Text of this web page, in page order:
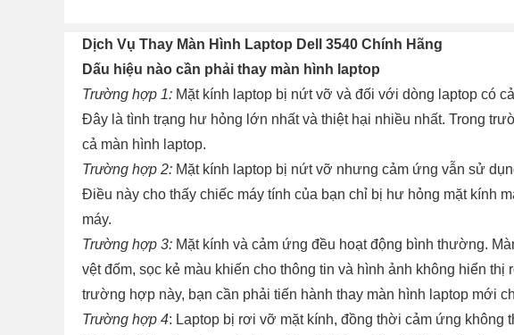
Dịch Vụ Thay Màn Hình Laptop Dell 3540 Chính Hãng
Dấu hiệu nào cần phải thay màn hình laptop
Trường hợp 1: Mặt kính laptop bị nứt vỡ và đối với dòng laptop có
Đây là tình trạng hư hỏng lớn nhất và thiệt hại nhiều nhất. Trong
cả màn hình laptop.
Trường hợp 2: Mặt kính laptop bị nứt vỡ nhưng cảm ứng vẫn sử
Điều này cho thấy chiếc máy tính của bạn chỉ bị hư hỏng mặt kính
máy.
Trường hợp 3: Mặt kính và cảm ứng đều hoạt động bình thường.
vệt đốm, sọc kẻ màu khiến cho thông tin và hình ảnh không hiển thị
trường hợp này, bạn cần phải tiến hành thay màn hình laptop mới
Trường hợp 4: Laptop bị rơi vỡ mặt kính, đồng thời cảm ứng không